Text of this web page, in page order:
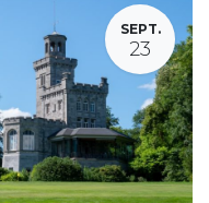
SEPT.
23